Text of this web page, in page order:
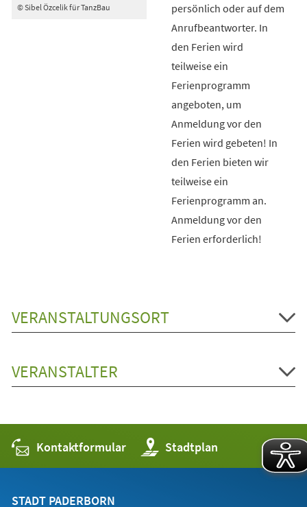
© Sibel Özcelik für TanzBau
persönlich oder auf dem
Anrufbeantworter. In
den Ferien wird
teilweise ein
Ferienprogramm
angeboten, um
Anmeldung vor den
Ferien wird gebeten! In
den Ferien bieten wir
teilweise ein
Ferienprogramm an.
Anmeldung vor den
Ferien erforderlich!
VERANSTALTUNGSORT
VERANSTALTER
Kontaktformular Stadtplan
(Öffnet
in
einem
STADT PADERBORN